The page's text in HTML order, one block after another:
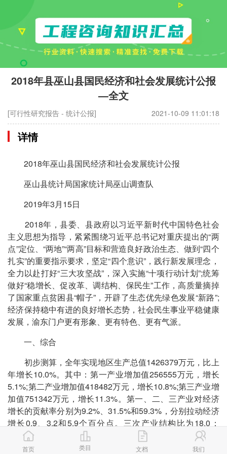
2018年县巫山县国民经济和社会发展统计公报
—全文
[可行性研究报告 - 统计公报] 2021-10-09 11:01:18
详情
2018年巫山县国民经济和社会发展统计公报
巫山县统计局国家统计局巫山调查队
2019年3月15日
2018年，县委、县政府以习近平新时代中国特色社会
主义思想为指导，紧紧围绕习近平总书记对重庆提出的“两
点”定位、“两地”“两高”目标和营造良好政治生态、做到“四个
扎实”的重要指示要求，坚定“四个意识”，践行新发展理念，
全力以赴打好“三大攻坚战”，深入实施“十项行动计划”;统筹
做好“稳增长、促改革、调结构、保民生”工作，高质量摘掉
了国家重点贫困县“帽子”，开辟了生态优先绿色发展“新路”;
经济保持稳中有进的良好增长态势，社会民生事业平稳健康
发展，渝东门户更有形象、更有特色、更有气派。
一、综合
初步测算，全年实现地区生产总值1426379万元，比上
年增长10.0%。其中：第一产业增加值256555万元，增长
5.1%;第二产业增加值418482万元，增长10.8%;第三产业增
加值751342万元，增长11.3%。第一、二、三产业对经济
增长的贡献率分别为9.2%、31.5%和59.3%，分别拉动经济
增长0.9、3.2和5.9个百分点。三次产业结构比为18.0：
29.3：52.7。按常住人口计算，全县人均地区生产总值
31871元，比上年增长11.1%。
首页 类目 文档 我们